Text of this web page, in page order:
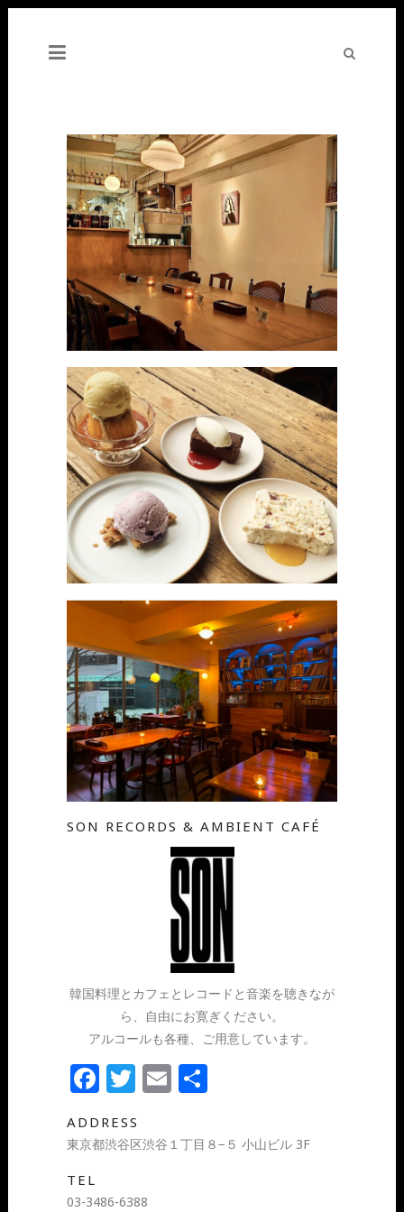
SON RECORDS & AMBIENT CAFÉ
韓国料理とカフェとレコードと音楽を聴きなが
ら、自由にお寛ぎください。
アルコールも各種、ご用意しています。
Facebook
TwitterEmail
ADDRESS
東京都渋谷区渋谷１丁目８−５ 小山ビル 3F
TEL
03-3486-6388